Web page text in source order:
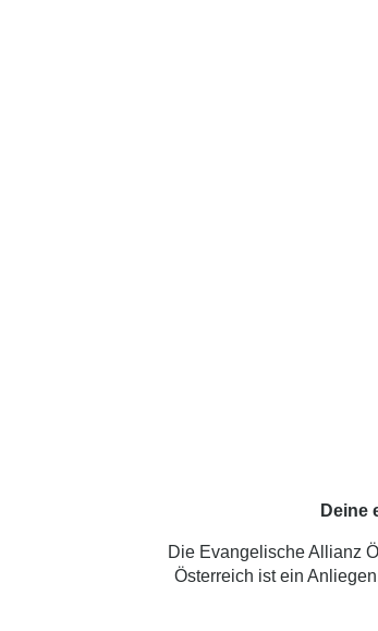
Deine
Die Evangelische Allianz
Österreich ist ein